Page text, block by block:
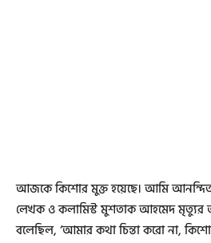
আজকে কিশোর মুক্ত হয়েছে। আমি
লেখক ও কলামিস্ট মুশতাক আহমেদ মৃত্যুর
বলেছিল, ‘আমার কথা চিন্তা করো না,